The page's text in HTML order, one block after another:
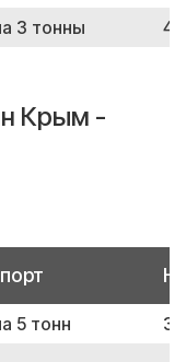
3 тонны
Крым -
5 тонн